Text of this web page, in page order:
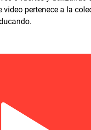
video pertenece a la